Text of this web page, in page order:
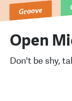
Groove
Open
Don't be shy,